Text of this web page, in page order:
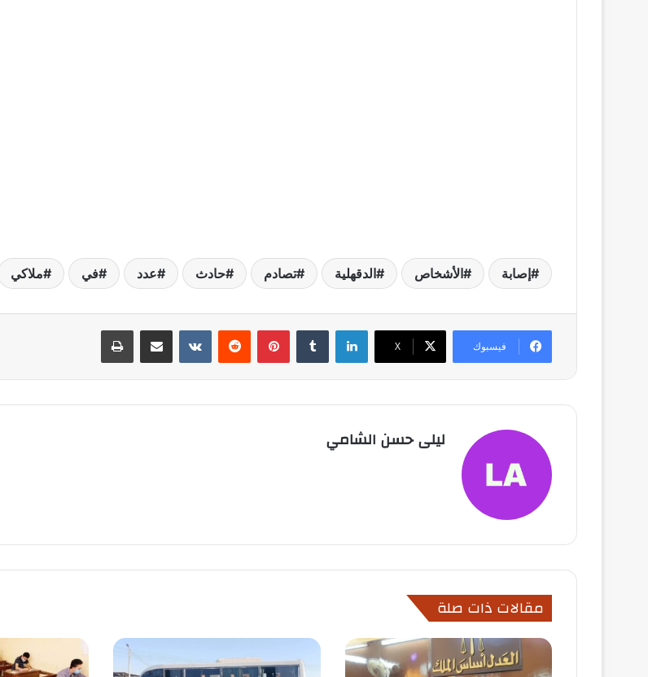
إصابة الأشخاص الدقهلية تصادم حادث عدد في ملاكي
فيسبوك X
لينكدإن بينتيريست مشاركة عبر البريد طباعة
ليلى حسن الشامي
مقالات ذات صلة